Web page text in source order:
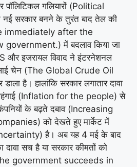
पॉलिटिकल गलियारों (Political
सरकार बनने के तुरंत बाद तेल की
immediately after the
में बदलाव किया जा
और इजरायल विवाद ने इंटरनेशनल
चेन (The Global Crude Oil
है। हालांकि सरकार लगातार दावा
महंगाई (Inflation for the people) से
के बढ़ते दबाव (Increasing
को देखते हुए मार्केट में
है। अब यह 4 मई के बाद
दावा सच है या सरकार कीमतों को
government succeeds in